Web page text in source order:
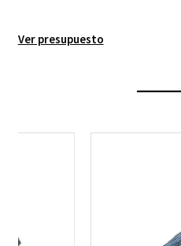
Ver presupuesto